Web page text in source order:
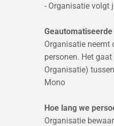
- Organisatie volgt
Organisatie neemt
personen. Het
Organisatie)
Mono
Hoe lang we
Organisatie